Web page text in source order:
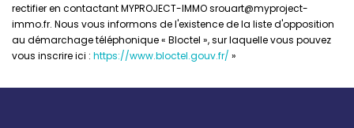
rectifier en contactant MYPROJECT-IMMO srouart@myproject-
immo.fr. Nous vous informons de l'existence de la liste d'opposition
au démarchage téléphonique « Bloctel », sur laquelle vous pouvez
vous inscrire ici : https://www.bloctel.gouv.fr/ »